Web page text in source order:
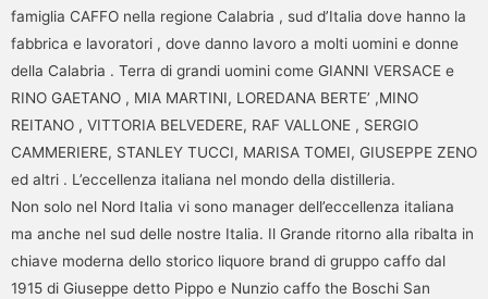
famiglia CAFFO nella regione Calabria , sud d’Italia dove hanno la
fabbrica e lavoratori , dove danno lavoro a molti uomini e donne
della Calabria . Terra di grandi uomini come GIANNI VERSACE e
RINO GAETANO , MIA MARTINI, LOREDANA BERTE’ ,MINO
REITANO , VITTORIA BELVEDERE, RAF VALLONE , SERGIO
CAMMERIERE, STANLEY TUCCI, MARISA TOMEI, GIUSEPPE ZENO
ed altri . L’eccellenza italiana nel mondo della distilleria.
Non solo nel Nord Italia vi sono manager dell’eccellenza italiana
ma anche nel sud delle nostre Italia. Il Grande ritorno alla ribalta in
chiave moderna dello storico liquore brand di gruppo caffo dal
1915 di Giuseppe detto Pippo e Nunzio caffo the Boschi San